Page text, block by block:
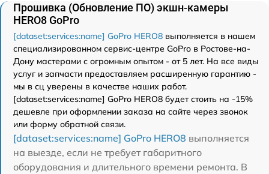
Прошивка (Обновление ПО) экшн-камеры
HERO8 GoPro
[dataset:services:name] GoPro HERO8 выполняется в нашем
специализированном сервис-центре GoPro в Ростове-на-
Дону мастерами с огромным опытом - от 5 лет. На все виды
услуг и запчасти предоставляем расширенную гарантию -
мы в сц уверены в качестве наших работ.
[dataset:services:name] GoPro HERO8 будет стоить на -15%
дешевле при оформлении заказа на сайте через звонок
или форму обратной связи.
[dataset:services:name] GoPro HERO8 выполняется
на выезде, если не требует габаритного
оборудования и длительного времени ремонта. В